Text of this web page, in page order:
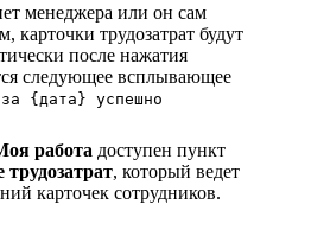
менеджера или он сам
карточки трудозатрат будут
после нажатия
следующее всплывающее
{дата} успешно
работа доступен пункт
трудозатрат, который ведет
карточек сотрудников.